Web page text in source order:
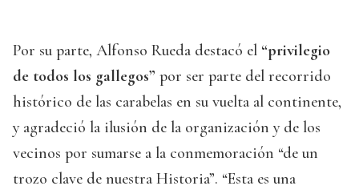
Por su parte, Alfonso Rueda destacó el “privilegio
de todos los gallegos” por ser parte del recorrido
histórico de las carabelas en su vuelta al continente,
y agradeció la ilusión de la organización y de los
vecinos por sumarse a la conmemoración “de un
trozo clave de nuestra Historia”. “Esta es una